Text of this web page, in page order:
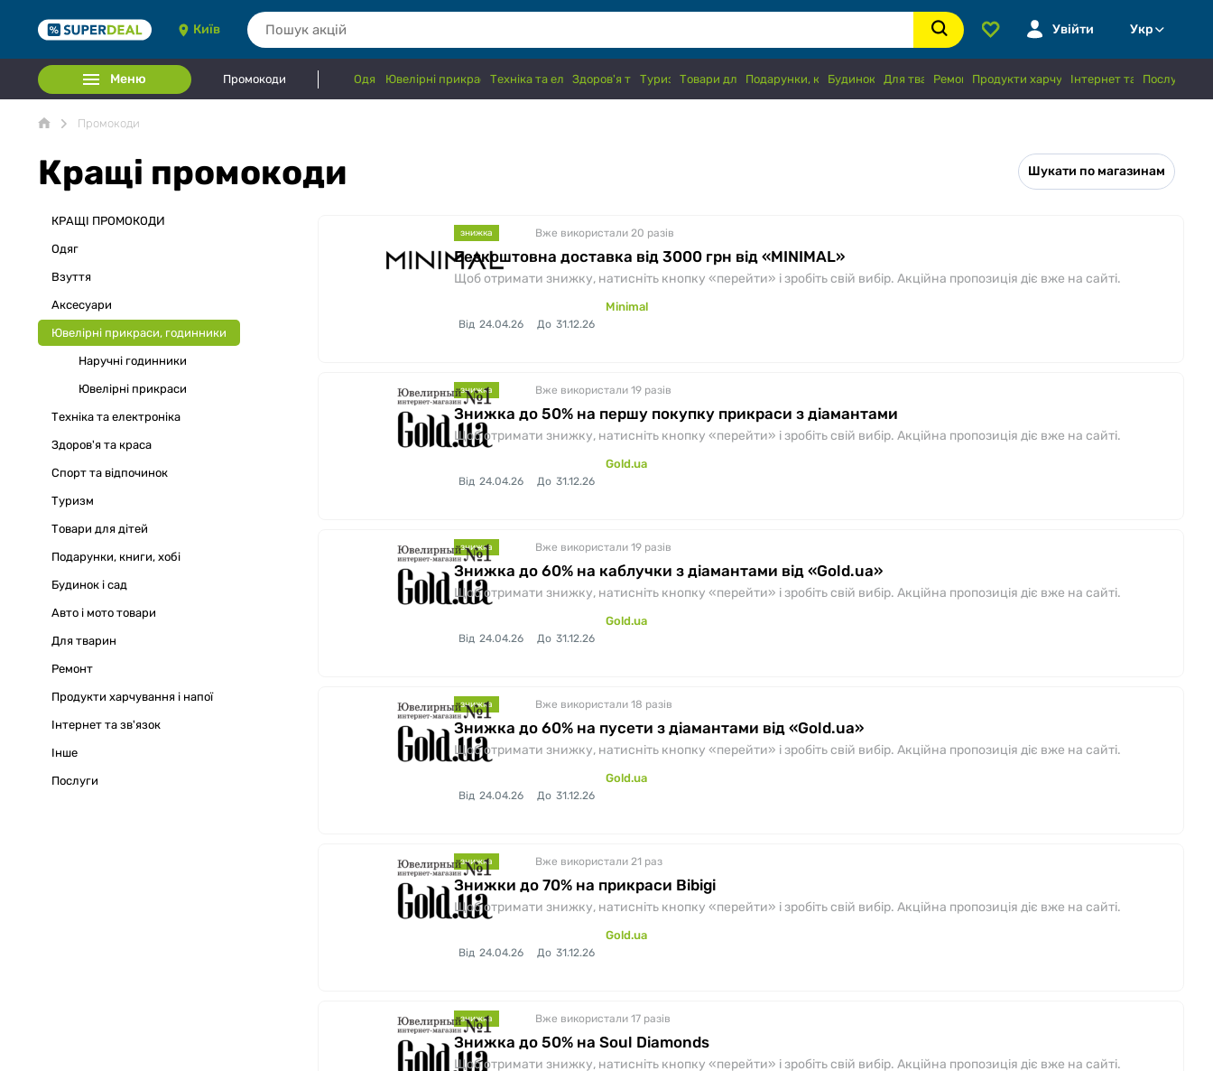
Київ Увійти Укр
Меню Промокоди Одяг Ювелірні прикраси, годинники
Техніка та електронікаЗдоров'я та краса
ТуризмТовари для дітейПодарунки, книги, хобі
Будинок і садДля тваринРемонтПродукти харчування і напої
Інтернет та зв'язок
Послуги
Промокоди
Кращі промокоди Шукати по магазинам
КРАЩІ ПРОМОКОДИ
Одяг
Взуття
Аксесуари
Ювелірні прикраси, годинники
Наручні годинники
Ювелірні прикраси
Техніка та електроніка
Здоров'я та краса
Спорт та відпочинок
Туризм
Товари для дітей
Подарунки, книги, хобі
Будинок і сад
Авто і мото товари
Для тварин
Ремонт
Продукти харчування і напої
Інтернет та зв'язок
Iнше
Послуги
знижка Вже використали 20 разів
Безкоштовна доставка від 3000 грн від «MINIMAL»
Щоб отримати знижку, натисніть кнопку «перейти» і зробіть свій вибір. Акційна пропозиція діє вже на сайті.
Від 24.04.26 До 31.12.26
Minimal
знижка Вже використали 19 разів
Знижка до 50% на першу покупку прикраси з діамантами
Щоб отримати знижку, натисніть кнопку «перейти» і зробіть свій вибір. Акційна пропозиція діє вже на сайті.
Від 24.04.26 До 31.12.26
Gold.ua
знижка Вже використали 19 разів
Знижка до 60% на каблучки з діамантами від «Gold.ua»
Щоб отримати знижку, натисніть кнопку «перейти» і зробіть свій вибір. Акційна пропозиція діє вже на сайті.
Від 24.04.26 До 31.12.26
Gold.ua
знижка Вже використали 18 разів
Знижка до 60% на пусети з діамантами від «Gold.ua»
Щоб отримати знижку, натисніть кнопку «перейти» і зробіть свій вибір. Акційна пропозиція діє вже на сайті.
Від 24.04.26 До 31.12.26
Gold.ua
знижка Вже використали 21 раз
Знижки до 70% на прикраси Bibigi
Щоб отримати знижку, натисніть кнопку «перейти» і зробіть свій вибір. Акційна пропозиція діє вже на сайті.
Від 24.04.26 До 31.12.26
Gold.ua
знижка Вже використали 17 разів
Знижка до 50% на Soul Diamonds
Щоб отримати знижку, натисніть кнопку «перейти» і зробіть свій вибір. Акційна пропозиція діє вже на сайті.